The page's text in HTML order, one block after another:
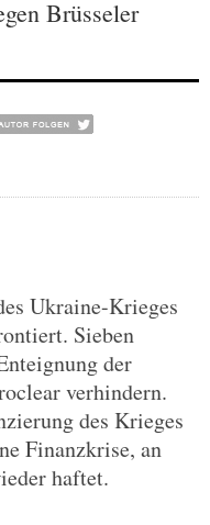
Brüsseler
Ukraine-Krieges
Sieben
der
verhindern.
des Krieges
Finanzkrise, an
haftet.